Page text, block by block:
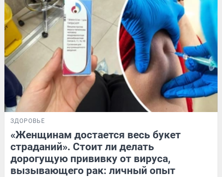
ЗДОРОВЬЕ
«Женщинам достается весь букет
страданий». Стоит ли делать
дорогущую прививку от вируса,
вызывающего рак: личный опыт